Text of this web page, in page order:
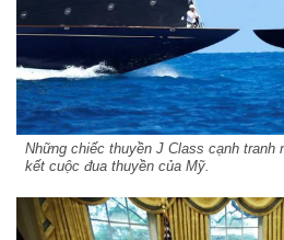
Những chiếc thuyền J Class cạnh tranh
kết cuộc đua thuyền của Mỹ.